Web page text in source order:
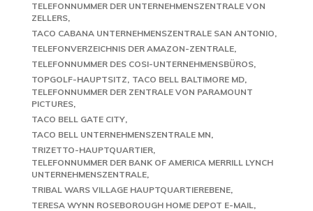
TELEFONNUMMER DER UNTERNEHMENSZENTRALE VON
ZELLERS
TACO CABANA UNTERNEHMENSZENTRALE SAN ANTONIO
TELEFONVERZEICHNIS DER AMAZON-ZENTRALE
TELEFONNUMMER DES COSI-UNTERNEHMENSBÜROS
TOPGOLF-HAUPTSITZ TACO BELL BALTIMORE MD
TELEFONNUMMER DER ZENTRALE VON PARAMOUNT
PICTURES
TACO BELL GATE CITY
TACO BELL UNTERNEHMENSZENTRALE MN
TRIZETTO-HAUPTQUARTIER
TELEFONNUMMER DER BANK OF AMERICA MERRILL LYNCH
UNTERNEHMENSZENTRALE
TRIBAL WARS VILLAGE HAUPTQUARTIEREBENE
TERESA WYNN ROSEBOROUGH HOME DEPOT E-MAIL